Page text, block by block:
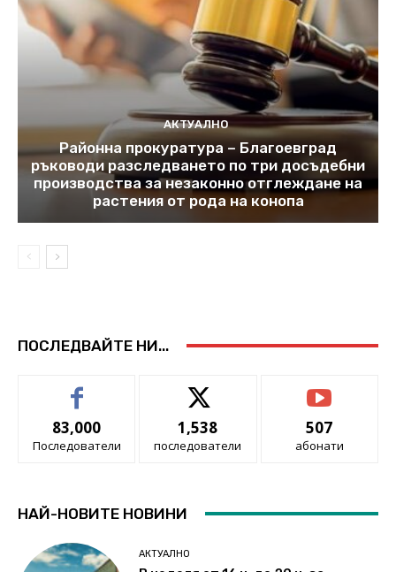
АКТУАЛНО
Районна прокуратура – Благоевград
ръководи разследването по три досъдебни
производства за незаконно отглеждане на
растения от рода на конопа
ПОСЛЕДВАЙТЕ НИ...
83,000
Последователи
1,538
последователи
507
абонати
НАЙ-НОВИТЕ НОВИНИ
АКТУАЛНО